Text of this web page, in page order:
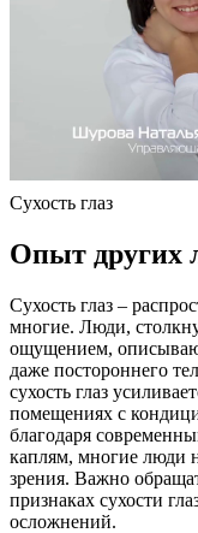
Сухость глаз
Опыт других
Сухость глаз –
многие. Люди,
ощущением,
даже постороннего
сухость глаз
помещениях с
благодаря
каплям, многие люди
зрения. Важно
признаках сухости
осложнений.